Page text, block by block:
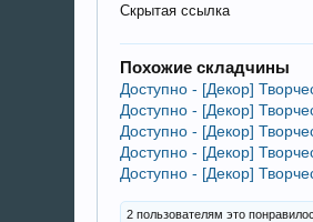
Скрытая ссылка
Похожие складчины
Доступно - [Декор]
Доступно - [Декор]
Доступно - [Декор]
Доступно - [Декор]
Доступно - [Декор]
2 пользователям это